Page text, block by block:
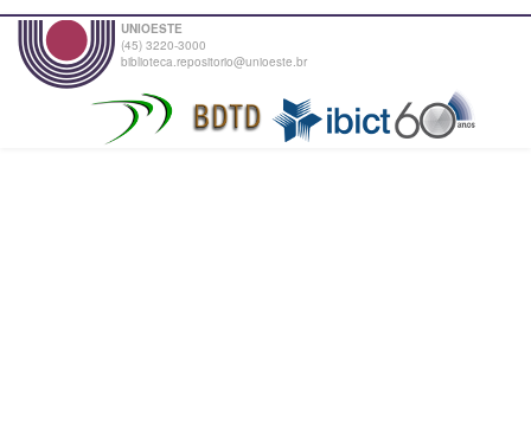
UNIOESTE
(45) 3220-3000
biblioteca.repositorio@unioeste.br